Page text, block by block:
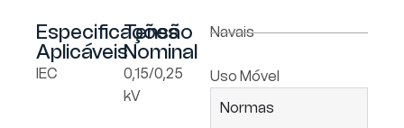
Especificações
Aplicáveis
IEC
Tensão
Nominal
0,15/0,25
kV
Navais
Uso Móvel
Normas